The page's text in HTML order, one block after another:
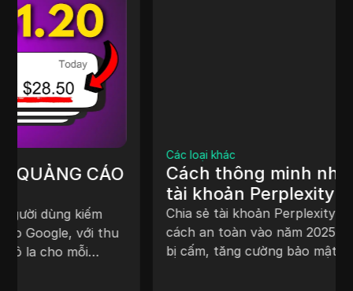
Cách thông minh nhất để chia sẻ
tài khoản Perplexity Pro của bạn
vào năm 2025
Chia sẻ tài khoản Perplexity Pro của bạn một
cách an toàn vào năm 2025 với DICloak! Tránh
bị cấm, tăng cường bảo mật và tối đa hóa